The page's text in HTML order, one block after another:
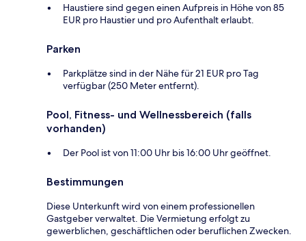
Haustiere sind gegen einen Aufpreis in Höhe von 85
EUR pro Haustier und pro Aufenthalt erlaubt.
Parken
Parkplätze sind in der Nähe für 21 EUR pro Tag
verfügbar (250 Meter entfernt).
Pool, Fitness- und Wellnessbereich (falls
vorhanden)
Der Pool ist von 11:00 Uhr bis 16:00 Uhr geöffnet.
Bestimmungen
Diese Unterkunft wird von einem professionellen
Gastgeber verwaltet. Die Vermietung erfolgt zu
gewerblichen, geschäftlichen oder beruflichen Zwecken.